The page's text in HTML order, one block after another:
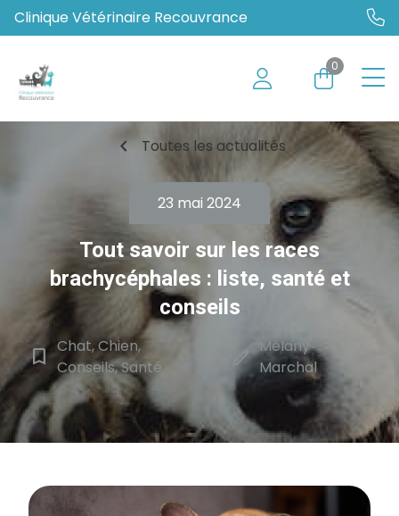
Clinique Vétérinaire Recouvrance
0
chevron_left Toutes les actualités
23 mai 2024
Tout savoir sur les races
brachycéphales : liste, santé et
conseils
bookmark_border Chat, Chien,
Conseils, Santé
edit Mélany
Marchal